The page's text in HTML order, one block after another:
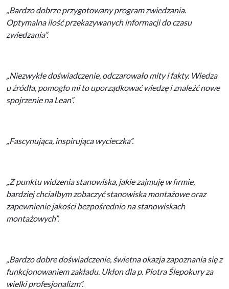
„Bardzo dobrze przygotowany program zwiedzania.
Optymalna ilość przekazywanych informacji do czasu
zwiedzania”.
„Niezwykłe doświadczenie, odczarowało mity i fakty. Wiedza
u źródła, pomogło mi to uporządkować wiedzę i znaleźć nowe
spojrzenie na Lean”.
„Fascynująca, inspirująca wycieczka”.
„Z punktu widzenia stanowiska, jakie zajmuję w firmie,
bardziej chciałbym zobaczyć stanowiska montażowe oraz
zapewnienie jakości bezpośrednio na stanowiskach
montażowych”.
„Bardzo dobre doświadczenie, świetna okazja zapoznania się z
funkcjonowaniem zakładu. Ukłon dla p. Piotra Ślepokury za
wielki profesjonalizm”.